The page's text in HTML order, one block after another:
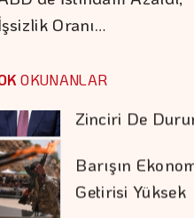
Oranı…
OKUNANLARGetirisi Yüksek
Geldi